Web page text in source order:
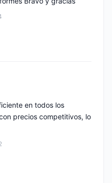
en todos los
precios competitivos, lo